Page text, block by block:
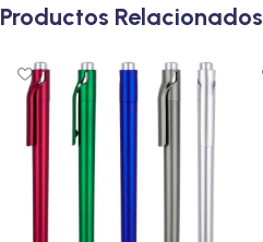
Productos Relacionados